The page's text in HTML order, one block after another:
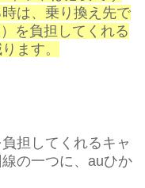
は、乗り換え先で
を負担してくれる
ます。
担してくれるキャ
の一つに、auひか